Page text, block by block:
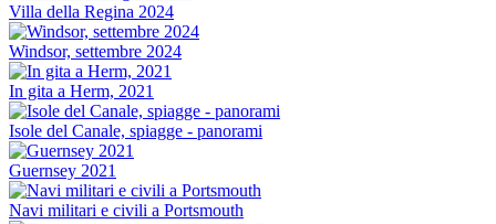
Villa della Regina 2024
Windsor, settembre 2024
In gita a Herm, 2021
Isole del Canale, spiagge - panorami
Guernsey 2021
Navi militari e civili a Portsmouth